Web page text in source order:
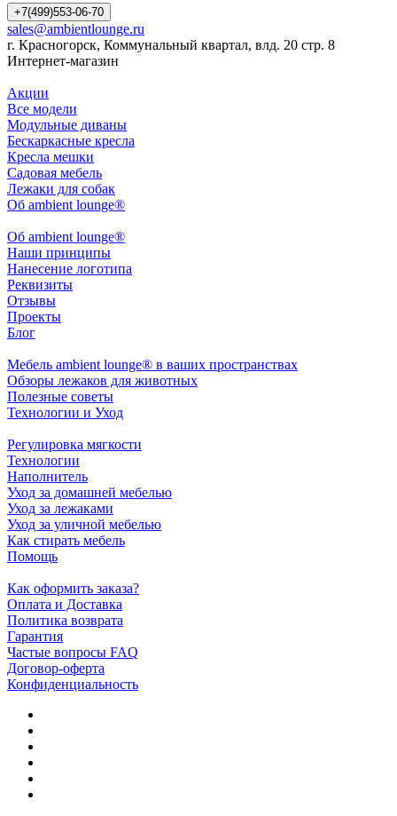
+7(499)553-06-70
sales@ambientlounge.ru
г. Красногорск, Коммунальный квартал, влд. 20 стр. 8
Интернет-магазин
Акции
Все модели
Модульные диваны
Бескаркасные кресла
Кресла мешки
Садовая мебель
Лежаки для собак
Об ambient lounge®
Oб ambient lounge®
Наши принципы
Нанесение логотипа
Реквизиты
Отзывы
Проекты
Блог
Мебель ambient lounge® в ваших пространствах
Обзоры лежаков для животных
Полезные советы
Технологии и Уход
Регулировка мягкости
Технологии
Наполнитель
Уход за домашней мебелью
Уход за лежаками
Уход за уличной мебелью
Как стирать мебель
Помощь
Как оформить заказа?
Оплата и Доставка
Политика возврата
Гарантия
Частые вопросы FAQ
Договор-оферта
Конфиденциальность